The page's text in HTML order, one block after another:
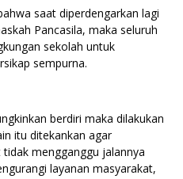
saat diperdengarkan lagi
Pancasila, maka seluruh
sekolah untuk
sempurna.
berdiri maka dilakukan
itu ditekankan agar
mengganggu jalannya
layanan masyarakat,